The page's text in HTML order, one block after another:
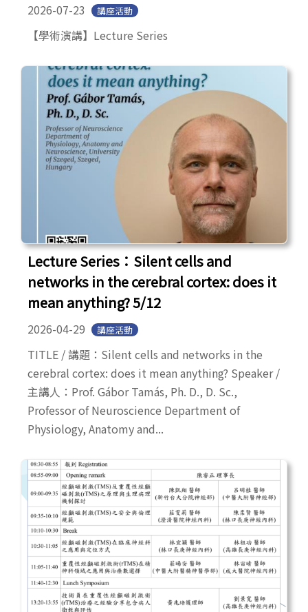
2026-07-23 講座活動
【學術演講】Lecture Series
Lecture Series：Silent cells and
networks in the cerebral cortex: does it
mean anything? 5/12
2026-04-29 講座活動
TITLE / 講題：Silent cells and networks in the
cerebral cortex: does it mean anything? Speaker /
主講人：Prof. Gábor Tamás, Ph. D., D. Sc.,
Professor of Neuroscience Department of
Physiology, Anatomy and...